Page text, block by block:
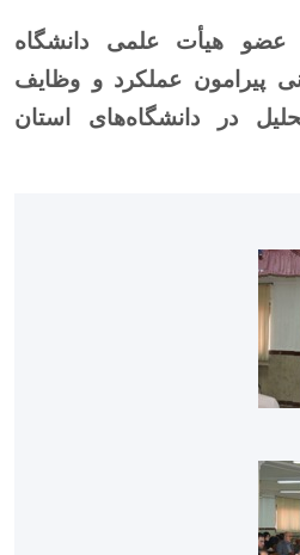
عضو هیأت علمی دانشگاه
پیرامون عملکرد و وظایف
در دانشگاه‌های استان